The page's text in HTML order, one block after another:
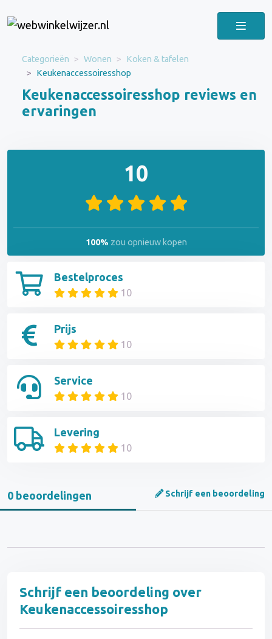
Categorieën Wonen
Koken & tafelen
Keukenaccessoiresshop
Keukenaccessoiresshop reviews en
ervaringen
Bestelproces
10
Prijs
10
Service
10
Levering
10
10
100% zou opnieuw kopen
0 beoordelingen Schrijf een beoordeling
Schrijf een beoordeling over
Keukenaccessoiresshop